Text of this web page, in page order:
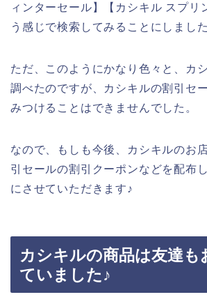
ィンターセール】【カシキル スプリ
う感じで検索してみることにしました
ただ、このようにかなり色々と、カ
調べたのですが、カシキルの割引セ
みつけることはできませんでした。
なので、もしも今後、カシキルのお
引セールの割引クーポンなどを配布
にさせていただきます♪
カシキルの商品は友達も
ていました♪